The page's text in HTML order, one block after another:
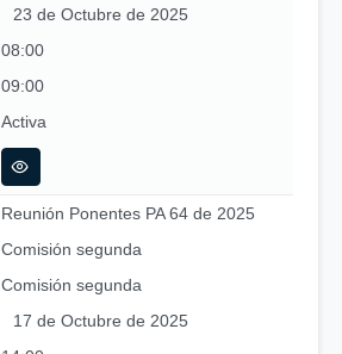
23 de Octubre de 2025
08:00
09:00
Activa
Reunión Ponentes PA 64 de 2025
Comisión segunda
Comisión segunda
17 de Octubre de 2025